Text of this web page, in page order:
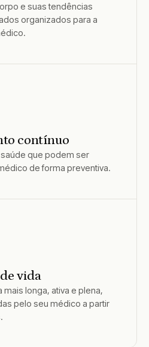
e suas tendências
organizados para a
contínuo
que podem ser
de forma preventiva.
vida
mais longa, ativa e plena,
pelo seu médico a partir